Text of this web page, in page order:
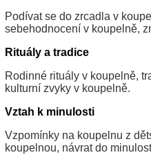
Podívat se do zrcadla v
sebehodnocení v koupelně,
Rituály a tradice
Rodinné rituály v koupelně,
kulturní zvyky v koupelně.
Vztah k minulosti
Vzpomínky na koupelnu z
koupelnou, návrat do